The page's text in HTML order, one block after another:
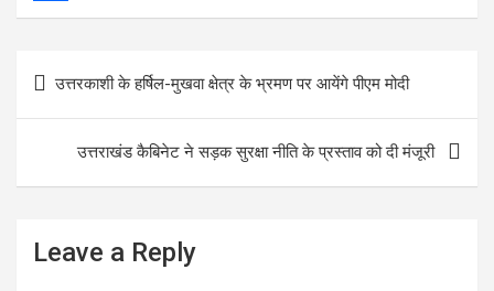
b
o
k
t
e
r
a
l
h
t
s
S
a
r
उत्तरकाशी के हर्षिल-मुखवा क्षेत्र के भ्रमण पर आयेंगे पीएम मोदी
उत्तराखंड कैबिनेट ने सड़क सुरक्षा नीति के प्रस्ताव को दी मंजूरी
Leave a Reply